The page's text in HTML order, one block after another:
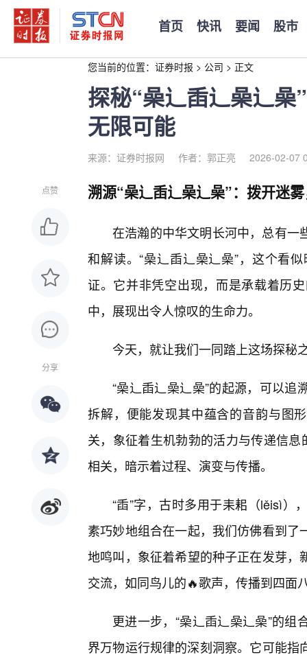
首页 快讯 要闻 股市
您当前的位置： 证券时报 > 公司 > 正文
探秘“喿辶臿辶喿辶
无限可能
来源：证券时报网 作者：郭正亮 2026-02-07
点赞
分享
溯源“喿辶臿辶喿辶喿”：拨开迷
在浩瀚的中华文明长河中，总有一
和解读。“喿辶臿辶喿辶喿”，这个看
证。它并非凭空出现，而是承载着历
中，展现出令人惊叹的生命力。
今天，就让我们一同踏上这场探秘
“喿辶臿辶喿辶喿”的起源，可以
拆解，便能发现其中蕴含的音韵与图
关，象征着生机勃勃的活力与传递信
相关，暗示着过程、演变与传播。
“臿”字，古时多用于耒耜（lěisì）
素巧妙地组合在一起，我们仿佛看到
地鸣叫，象征着希望的种子正在发芽
交流，如同鸟儿的🔥歌声，传播到四面
更进一步，“喿辶臿辶喿辶喿”的
界万物运行规律的深刻洞察。它可能指